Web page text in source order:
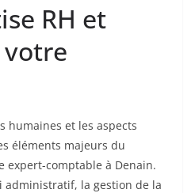
RH et
humaines et les aspects
éléments majeurs du
expert-comptable à Denain.
administratif, la gestion de la